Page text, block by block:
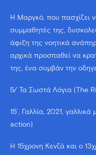
Η Μαργκό, που πασχίζει
συμμαθητές της,
άφιξη της νοητικά
αρχικά προσπαθεί να
της, ένα συμβάν την
5/ Τα Σωστά Λόγια (The
15’, Γαλλία, 2021,
action)
Η 15χρονη Κενζά και ο